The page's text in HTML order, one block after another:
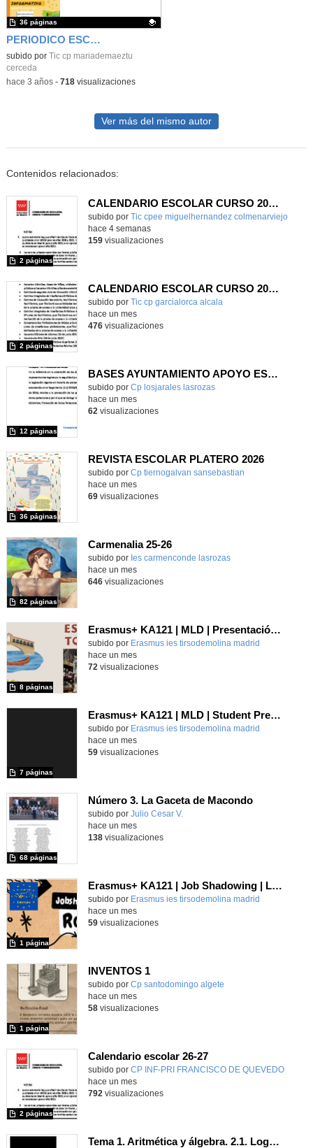
PERIODICO ESCOLAR DIC 2020
Contenido educativo.
subido por Tic cp mariademaeztu
cerceda
36 páginas
-hace 3 años- 718visualizaciones
Ver más del mismo autor
Contenidos relacionados:
CALENDARIO ESCOLAR CURSO 2026/2027
subido por Tic cpee miguelhernandez colmenarviejo
2 páginas
-
hace 4 semanas
159visualizaciones
CALENDARIO ESCOLAR CURSO 2026-2027
subido por Tic cp garcialorca alcala
2 páginas
hace un mes
476visualizaciones
BASES AYUNTAMIENTO APOYO ESCOLAR
subido por Cp losjarales lasrozas
12 páginas
-
hace un mes
62 visualizaciones
REVISTA ESCOLAR PLATERO 2026
Contenido educativo.
subido por Cp tiernogalvan sansebastian
36 páginas
hace un mes
69visualizaciones
Carmenalia 25-26
Contenido educativo.
subido por Ies carmenconde lasrozas
82 páginas
-
hace un mes
646visualizaciones
Erasmus+ KA121 | MLD | Presentación 1 | Verona 2025
Contenido educativo.
subido por Erasmus ies tirsodemolina madrid
8 páginas
hace un mes
72 visualizaciones
Erasmus+ KA121 | MLD | Student Presentation 1 | Rome 2025
Contenido educativo.
subido por Erasmus ies tirsodemolina madrid
7 páginas
hace un mes
59visualizaciones
Número 3. La Gaceta de Macondo
Contenido educativo.
subido por Julio Cesar V.
68 páginas
hace un mes
138visualizaciones
Erasmus+ KA121 | Job Shadowing | Liceo Vittoria Colonna, Rome 2025 | Poster 1
Contenido educativo.
subido por Erasmus ies tirsodemolina madrid
1 página
hace un mes
59visualizaciones
INVENTOS 1
Contenido educativo.
subido por Cp santodomingo algete
1 página
hace un mes
58visualizaciones
Calendario escolar 26-27
subido por CP INF-PRI FRANCISCO DE QUEVEDO
2 páginas
-
hace un mes
792 visualizaciones
Tema 1. Aritmética y álgebra. 2.1. Logaritmos